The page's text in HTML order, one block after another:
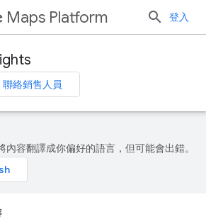
Maps Platform 登入
聯絡銷售人員
內容翻譯成你偏好的語言，但可能會出錯。